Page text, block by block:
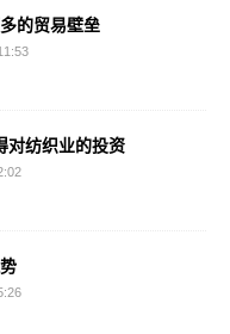
的贸易壁垒
对纺织业的投资